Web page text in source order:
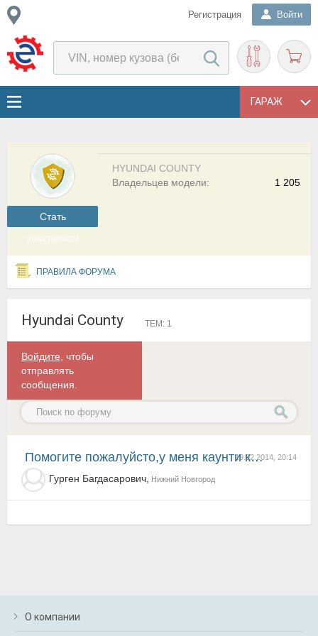
Регистрация Войти
ГАРАЖ
Cтать
участником
HYUNDAI COUNTY
1 205
Владельцев модели:
ПРАВИЛА ФОРУМА
Hyundai County ТЕМ: 1
Войдите , чтобы
отправлять
сообщения.
19.02.2014, 20:14
Помогите пожалуйсто,у меня каунти кузбас и проблема с дверю задней не закрывается до конца что может...
Гурген Багдасарович, Нижний Новгород
О компании